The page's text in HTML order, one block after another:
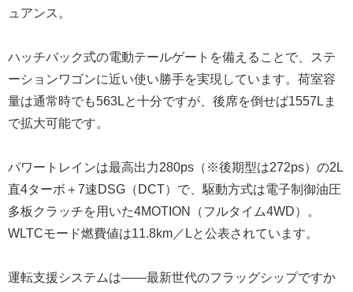
ュアンス。
ハッチバック式の電動テールゲートを備えることで、ステ
ーションワゴンに近い使い勝手を実現しています。荷室容
量は通常時でも563Lと十分ですが、後席を倒せば1557Lま
で拡大可能です。
パワートレインは最高出力280ps（※後期型は272ps）の2L
直4ターボ＋7速DSG（DCT）で、駆動方式は電子制御油圧
多板クラッチを用いた4MOTION（フルタイム4WD）。
WLTCモード燃費値は11.8km／Lと公表されています。
運転支援システムは――最新世代のフラッグシップですか